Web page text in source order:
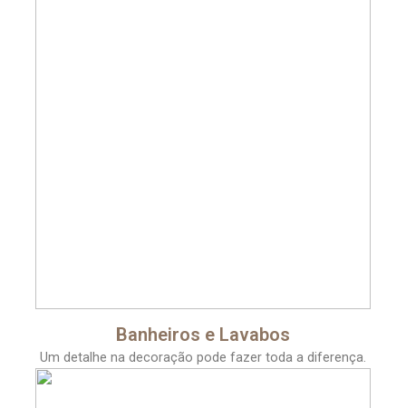
Banheiros e Lavabos
Um detalhe na decoração pode fazer toda a diferença.